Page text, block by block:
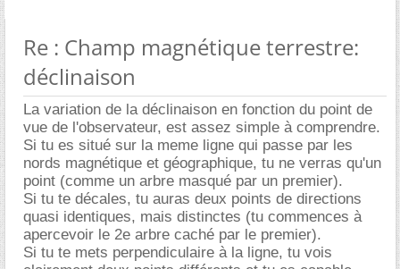
Re : Champ magnétique terrestre:
déclinaison
La variation de la déclinaison en fonction du point de
vue de l'observateur, est assez simple à comprendre.
Si tu es situé sur la meme ligne qui passe par les
nords magnétique et géographique, tu ne verras qu'un
point (comme un arbre masqué par un premier).
Si tu te décales, tu auras deux points de directions
quasi identiques, mais distinctes (tu commences à
apercevoir le 2e arbre caché par le premier).
Si tu te mets perpendiculaire à la ligne, tu vois